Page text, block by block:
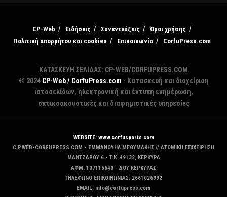
CP-Web Ειδήσεις Συνεντεύξεις
Όροι χρήσης
Πολιτική απορρήτου και cookies
Επικοινωνία CorfuPress.com
ΚΑΤΑΣΚΕΥΗ ΣΕΛΙΔΑΣ: CP-WEB/CORFUPRESS.COM
© 2024 CP-Web / CorfuPress.com - Κατασκευή και διαχείριση
ιστοσελίδων, ηλεκτρονική και έντυπη ενημέρωση,
οπτικοακουστικές και διαφημιστικές υπηρεσίες
WEBSITE: www.corfusports.com
C.P.WEB-CORFUPRESS.COM - ΕΜΜΑΝΟΥΗΛ ΜΕΘΥΜΑΚΗΣ // ΑΤΟΜΙΚΗ ΕΠΙΧΕΙΡΗΣΗ
MANTZAΡΟΥ 6 - T.K. 49132, ΚΕΡΚΥΡΑ
ΑΦΜ: 107115640 - ΔΟΥ ΚΕΡΚΥΡΑΣ
ΤΗΛΕΦΩΝΟ ΕΠΙΚΟΙΝΩΝΙΑΣ: 2661026992
EMAIL: info@corfupress.com